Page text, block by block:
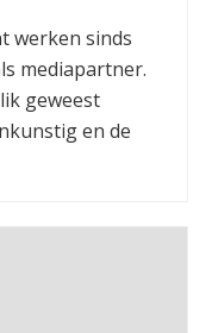
werken sinds
mediapartner.
geweest
en de